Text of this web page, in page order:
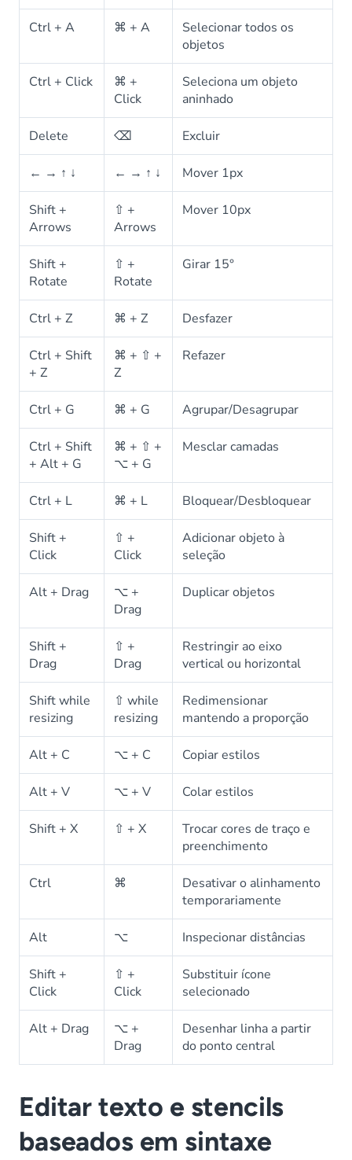
Ctrl + A ⌘ + A
Selecionar todos os
objetos
Ctrl + Click
⌘ +
Click
Seleciona um objeto
aninhado
Delete ⌫ Excluir
← → ↑ ↓ ← → ↑ ↓ Mover 1px
Shift +
Arrows
⇧ +
Arrows
Mover 10px
Shift +
Rotate
⇧ +
Rotate
Girar 15°
Ctrl + Z ⌘ + Z Desfazer
Ctrl + Shift
+ Z
⌘ + ⇧ +
Z
Refazer
Ctrl + G ⌘ + G Agrupar/Desagrupar
Ctrl + Shift
+ Alt + G
⌘ + ⇧ +
⌥ + G
Mesclar camadas
Ctrl + L ⌘ + L Bloquear/Desbloquear
Shift +
Click
⇧ +
Click
Adicionar objeto à
seleção
Alt + Drag
⌥ +
Drag
Duplicar objetos
Shift +
Drag
⇧ +
Drag
Restringir ao eixo
vertical ou horizontal
Shift while
resizing
⇧ while
resizing
Redimensionar
mantendo a proporção
Alt + C ⌥ + C Copiar estilos
Alt + V ⌥ + V Colar estilos
Shift + X ⇧ + X
Trocar cores de traço e
preenchimento
Ctrl ⌘
Desativar o alinhamento
temporariamente
Alt ⌥ Inspecionar distâncias
Shift +
Click
⇧ +
Click
Substituir ícone
selecionado
Alt + Drag
⌥ +
Drag
Desenhar linha a partir
do ponto central
Editar texto e stencils
baseados em sintaxe